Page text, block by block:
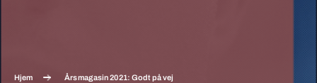
Hjem Årsmagasin 2021: Godt på vej